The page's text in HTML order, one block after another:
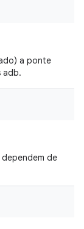
a ponte
adb.
de